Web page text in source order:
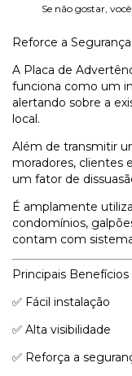
Se não gostar,
Reforce a
A Placa de
funciona como um
alertando sobre a
local.
Além de transmitir
moradores, clientes
um fator de
É amplamente
condomínios,
contam com
Principais Benefícios
✅ Fácil instalação
✅ Alta visibilidade
✅ Reforça a